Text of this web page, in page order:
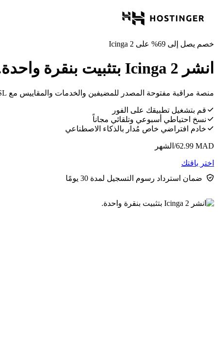
خصم يصل إلى 69% على Icinga 2
انشر Icinga 2 بتثبيت بنقرة واحدة.
منصة مراقبة مفتوحة المصدر للمضيفين والخدمات والمقاييس مع DSL قوي وAPI REST.
قم بتشغيل تطبيقك على الفور
نسخ احتياطي أسبوعي وتلقائي مجاناً
خادم افتراضي خاص مُدار بالذكاء الاصطناعي
MAD
62.99/الشهر
اختر باقتك
ضمان استرداد رسوم التسجيل لمدة 30 يومًا